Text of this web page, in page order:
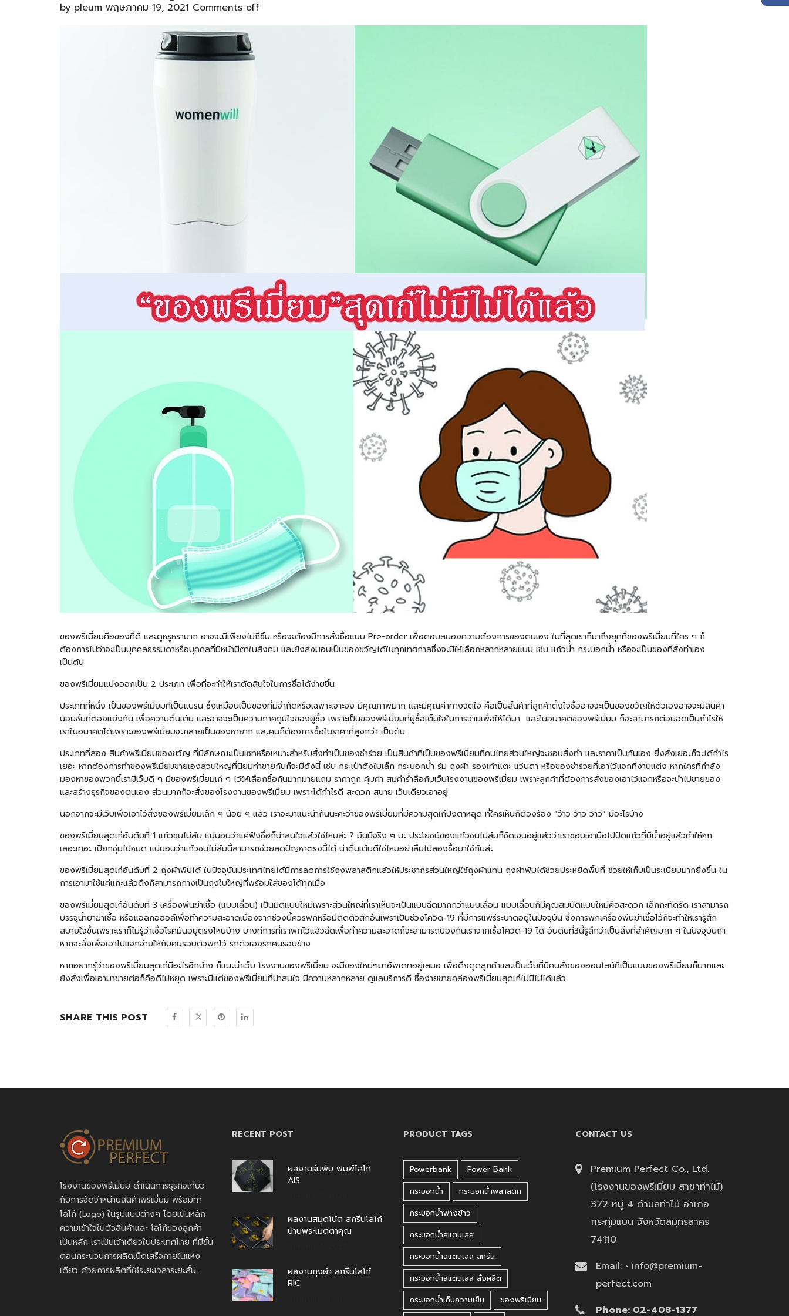
by pleum พฤษภาคม 19, 2021 Comments off
ของพรีเมี่ยมคือของที่ดี และดูหรูหรามาก อาจจะมีเพียงไม่กี่ชิ้น หรือจะต้องมีการสั่งซื้อแบบ Pre-order เพื่อตอบสนองความต้องการของตนเอง ในที่สุดเราก็มาถึงยุคที่ของพรีเมี่ยมที่ใคร ๆ ก็
ต้องการไม่ว่าจะเป็นบุคคลธรรมดาหรือบุคคลที่มีหน้ามีตาในสังคม และยังส่งมอบเป็นของขวัญได้ในทุกเทศกาลซึ่งจะมีให้เลือกหลากหลายแบบ เช่น แก้วน้ำ กระบอกน้ำ หรือจะเป็นของที่สั่งทำเอง
เป็นต้น
ของพรีเมี่ยมแบ่งออกเป็น 2 ประเภท เพื่อที่จะทำให้เราตัดสินใจในการซื้อได้ง่ายขึ้น
ประเภทที่หนึ่ง เป็นของพรีเมี่ยมที่เป็นแบรน ซึ่งเหมือนเป็นของที่มีจำกัดหรือเฉพาะเจาะจง มีคุณภาพมาก และมีคุณค่าทางจิตใจ คือเป็นสิ้นค้าที่ลูกค้าตั้งใจซื้ออาจจะเป็นของขวัญให้ตัวเองอาจจะมีสินค้า
น้อยชิ้นที่ต้องแย่งกัน เพื่อความตื่นเต้น และอาจจะเป็นความภาคภูมิใจของผู้ซื้อ เพราะเป็นของพรีเมี่ยมที่ผู้ซื้อเต็มใจในการจ่ายเพื่อให้ได้มา และในอนาคตของพรีเมี่ยม ก็จะสามารถต่อยอดเป็นกำไรให้
เราในอนาคตได้เพราะของพรีเมี่ยมจะกลายเป็นของหายาก และคนก็ต้องการซื้อในราคาที่สูงกว่า เป็นต้น
ประเภทที่สอง สินค้าพรีเมี่ยมของขวัญ ที่มีลักษณะเป็นเซทหรือเหมาะสำหรับสั่งทำเป็นของชำร่วย เป็นสินค้าที่เป็นของพรีเมี่ยมที่คนไทยส่วนใหญ่จะชอบสั่งทำ และราคาเป็นกันเอง ยิ่งสั่งเยอะก็จะได้กำไร
เยอะ หากต้องการทำของพรีเมี่ยมขายเองส่วนใหญ่ที่นิยมทำขายกันก็จะมีดังนี้ เช่น กระเป๋าตังใบเล็ก กระบอกน้ำ ร่ม ถุงผ้า รองเท้าแตะ แว่นตา หรือของชำร่วยที่เอาไว้แจกที่งานแต่ง หากใครที่กำลัง
มองหาของพวกนี้เรามีเว็บดี ๆ มีของพรีเมี่ยมเก๋ ๆ ไว้ให้เลือกซื้อกันมากมายแถม ราคาถูก คุ้มค่า สมคำร่ำลือกับเว็บโรงงานของพรีเมี่ยม เพราะลูกค้าที่ต้องการสั่งของเอาไว้แจกหรือจะนำไปขายของ
และสร้างธุรกิจของตนเอง ส่วนมากก็จะสั่งของโรงงานของพรีเมี่ยม เพราะได้กำไรดี สะดวก สบาย เว็บเดียวเอาอยู่
นอกจากจะมีเว็บเพื่อเอาไว้สั่งของพรีเมี่ยมเล็ก ๆ น้อย ๆ แล้ว เราจะมาแนะนำกันนะคะว่าของพรีเมี่ยมที่มีความสุดเก๋ปังตาหลุด ที่ใครเห็นก็ต้องร้อง “ว้าว ว้าว ว้าว” มีอะไรบ้าง
ของพรีเมี่ยมสุดเก๋อันดับที่ 1 แก้วชนไม่ล้ม แน่นอนว่าแค่ฟังชื่อก็น่าสนใจแล้วใช่ไหมล่ะ ? มันมีจริง ๆ นะ ประโยชน์ของแก้วชนไม่ล้มก็ชัดเจนอยู่แล้วว่าเราชอบเอามือไปปัดแก้วที่มีน้ำอยู่แล้วทำให้หก
เลอะเทอะ เปียกชุ่มไปหมด แน่นอนว่าแก้วชนไม่ล้มนี้สามารถช่วยลดปัญหาตรงนี้ได้ น่าตื่นเต้นดีใช่ไหมอย่าลืมไปลองซื้อมาใช้กันล่ะ
ของพรีเมี่ยมสุดเก๋อันดับที่ 2 ถุงผ้าพับได้ ในปัจจุบันประเทศไทยได้มีการลดการใช้ถุงพลาสติกแล้วให้ประชากรส่วนใหญ่ใช้ถุงผ้าแทน ถุงผ้าพับได้ช่วยประหยัดพื้นที่ ช่วยให้เก็บเป็นระเบียบมากยิ่งขึ้น ใน
การเอามาใช้แค่แกะแล้วดึงก็สามารถกางเป็นถุงใบใหญ่ที่พร้อมใส่ของได้ทุกเมื่อ
ของพรีเมี่ยมสุดเก๋อันดับที่ 3 เครื่องพ่นฆ่าเชื้อ (แบบเลื่อน) เป็นมิติแบบใหม่เพราะส่วนใหญ่ที่เราเห็นจะเป็นแบบฉีดมากกว่าแบบเลื่อน แบบเลื่อนก็มีคุณสมบัติแบบใหม่คือสะดวก เล็กกะทัดรัด เราสามารถ
บรรจุน้ำยาฆ่าเชื้อ หรือแอลกอฮอล์เพื่อทำความสะอาดเนื่องจากช่วงนี้ควรพกหรือมีติดตัวสักอันเพราเป็นช่วงโควิด-19 ที่มีการแพร่ระบาดอยู่ในปัจจุบัน ซึ่งการพกเครื่องพ่นฆ่าเชื้อไว้ก็จะทำให้เรารู้สึก
สบายใจขึ้นเพราะเราก็ไม่รู้ว่าเชื้อโรคมันอยู่ตรงไหนบ้าง บางทีการที่เราพกไว้แล้วฉีดเพื่อทำความสะอาดก็จะสามารถป้องกันเราจากเชื้อโควิด-19 ได้ อันดับที่3นี้รู้สึกว่าเป็นสิ่งที่สำคัญมาก ๆ ในปัจจุบันถ้า
หากจะสั่งเพื่อเอาไปแจกจ่ายให้กับคนรอบตัวพกไว้ รักตัวเองรักคนรอบข้าง
หากอยากรู้ว่าของพรีเมี่ยมสุดเก๋มีอะไรอีกบ้าง ก็แนะนำเว็บ โรงงานของพรีเมี่ยม จะมีของใหม่ๆมาอัพเดทอยู่เสมอ เพื่อดึงดูดลูกค้าและเป็นเว็บที่มีคนสั่งของออนไลน์ที่เป็นแบบของพรีเมี่ยมก็มากและ
ยังสั่งเพื่อเอามาขายต่อก็คือดีไม่หยุด เพราะมีแต่ของพรีเมี่ยมที่น่าสนใจ มีความหลากหลาย ดูแลบริการดี ซื้อง่ายขายคล่องพรีเมี่ยมสุดเก๋ไม่มีไม่ได้แล้ว
SHARE THIS POST
โรงงานของพรีเมี่ยม ดำเนินการธุรกิจเกี่ยว
กับการจัดจำหน่ายสินค้าพรีเมี่ยม พร้อมทำ
โลโก้ (Logo) ในรูปแบบต่างๆ โดยเน้นหลัก
ความเข้าใจในตัวสินค้าและ โลโก้ของลูกค้า
เป็นหลัก เราเป็นเจ้าเดียวในประเทศไทย ที่มีขั้น
ตอนกระบวนการผลิตเบ็ดเสร็จภายในแห่ง
เดียว ด้วยการผลิตที่ใช้ระยะเวลาระยะสั้น..
RECENT POST
ผลงานร่มพับ พิมพ์โลโก้
AIS
ผลงานสมุดโน้ต สกรีนโลโก้
บ้านพระเมตตาคุณ
ผลงานถุงผ้า สกรีนโลโก้
RIC
PRODUCT TAGS
Powerbank
Power Bank
กระบอกน้ำ
กระบอกน้ำพลาสติก
กระบอกน้ำฟางข้าว
กระบอกน้ำสแตนเลส
กระบอกน้ำสแตนเลส สกรีน
กระบอกน้ำสแตนเลส สั่งผลิต
กระบอกน้ำเก็บความเย็น
ของพรีเมี่ยม
CONTACT US
Premium Perfect Co., Ltd.
(โรงงานของพรีเมี่ยม สาขาท่าไม้)
372 หมู่ 4 ตำบลท่าไม้ อำเภอ
กระทุ่มแบน จังหวัดสมุทรสาคร
74110
Email: • info@premium-
perfect.com
Phone: 02-408-1377